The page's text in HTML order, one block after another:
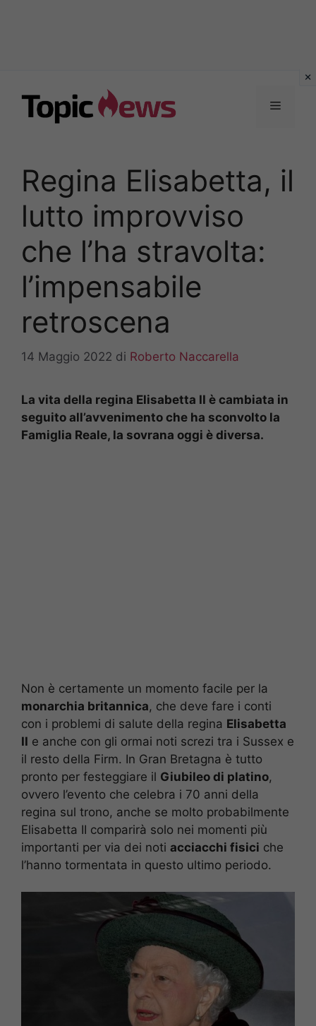
contenuto
Menu
Regina Elisabetta, il
lutto improvviso
che l’ha stravolta:
l’impensabile
retroscena
14 Maggio 2022 di Roberto Naccarella
La vita della regina Elisabetta II è cambiata in
seguito all’avvenimento che ha sconvolto la
Famiglia Reale, la sovrana oggi è diversa.
Non è certamente un momento facile per la
monarchia britannica, che deve fare i conti
con i problemi di salute della regina Elisabetta
II e anche con gli ormai noti screzi tra i Sussex e
il resto della Firm. In Gran Bretagna è tutto
pronto per festeggiare il Giubileo di platino,
ovvero l’evento che celebra i 70 anni della
regina sul trono, anche se molto probabilmente
Elisabetta II comparirà solo nei momenti più
importanti per via dei noti acciacchi fisici che
l’hanno tormentata in questo ultimo periodo.